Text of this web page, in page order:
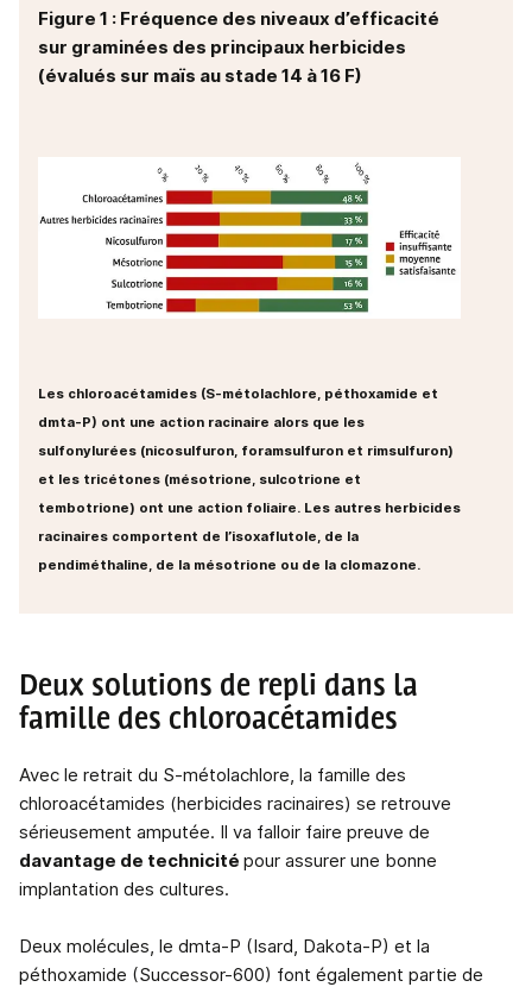
Figure 1 : Fréquence des niveaux d’efficacité
sur graminées des principaux herbicides
(évalués sur maïs au stade 14 à 16 F)
Les chloroacétamides (S-métolachlore, péthoxamide et
dmta-P) ont une action racinaire alors que les
sulfonylurées (nicosulfuron, foramsulfuron et rimsulfuron)
et les tricétones (mésotrione, sulcotrione et
tembotrione) ont une action foliaire. Les autres herbicides
racinaires comportent de l’isoxaflutole, de la
pendiméthaline, de la mésotrione ou de la clomazone.
Deux solutions de repli dans la
famille des chloroacétamides
Avec le retrait du S-métolachlore, la famille des
chloroacétamides (herbicides racinaires) se retrouve
sérieusement amputée. Il va falloir faire preuve de
davantage de technicité pour assurer une bonne
implantation des cultures.
Deux molécules, le dmta-P (Isard, Dakota-P) et la
péthoxamide (Successor-600) font également partie de